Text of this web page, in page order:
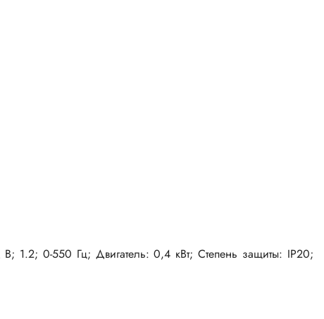
1.2; 0-550 Гц; Двигатель: 0,4 кВт; Степень защиты: IP20;